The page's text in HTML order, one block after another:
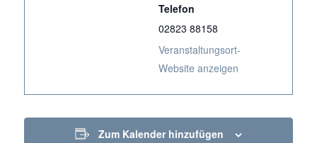
Telefon
02823 88158
Veranstaltungsort-
Website anzeigen
Zum Kalender hinzufügen